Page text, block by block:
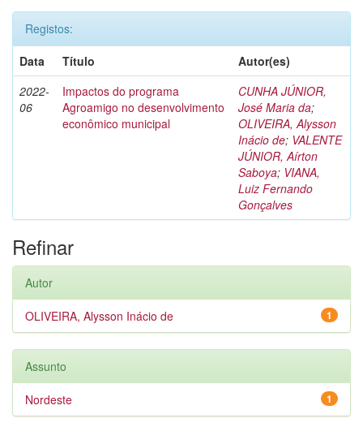
Registos:
Data
Título
Autor(es)
2022-
06
Impactos do programa
Agroamigo no desenvolvimento
econômico municipal
CUNHA JÚNIOR,
José Maria da;
OLIVEIRA, Alysson
Inácio de; VALENTE
JÚNIOR, Aírton
Saboya; VIANA,
Luiz Fernando
Gonçalves
Refinar
Autor
1
OLIVEIRA, Alysson Inácio de
Assunto
1
Nordeste